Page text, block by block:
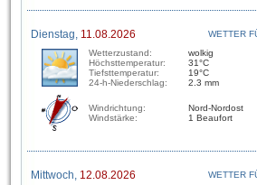
Dienstag, 11.08.2026
WETTER
Wetterzustand:
Höchsttemperatur:
Tiefsttemperatur:
24-h-Niederschlag:
wolkig
31°C
19°C
2.3 mm
Windrichtung:
Windstärke:
Nord-Nordost
1 Beaufort
Mittwoch, 12.08.2026
WETTER